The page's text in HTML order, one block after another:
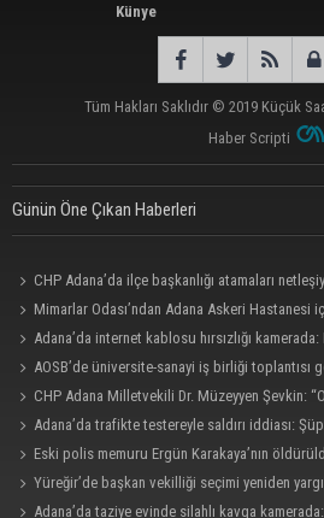
Künye
Tüm Hakları Saklıdır © 2019 Küçük
Haber Scripti
Günün Öne Çıkan Haberleri
CHP Adana’da ilçe başkanlığı atamaları
Mimarlar Odası’ndan Adana Askeri Hastanesi
amaç dışı kullanılmamalı”
Adana’da internet kablosu hırsızlığı
internet erişimi kesildi
AOSB’de üniversite-sanayi iş birliği toplantısı
CHP Adana Milletvekili Dr. Müzeyyen Şevkin:
birliği sağlanmalı”
Adana’da trafikte testereyle saldırı iddiası:
Eski polis memuru Ergün Karakaya’nın
görüntüleri ortaya çıktı
Yüreğir’de başkan vekilliği seçimi yeniden
Adana’da taziye evinde silahlı kavga